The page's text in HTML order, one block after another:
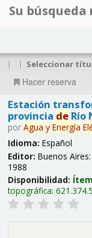
Su
| | Seleccionar
Hacer reserva
Estación
provincia deRío
por Agua y Energía
Idioma: Español
Editor: Buenos Aires:
1988
Disponibilidad:
topográfica: